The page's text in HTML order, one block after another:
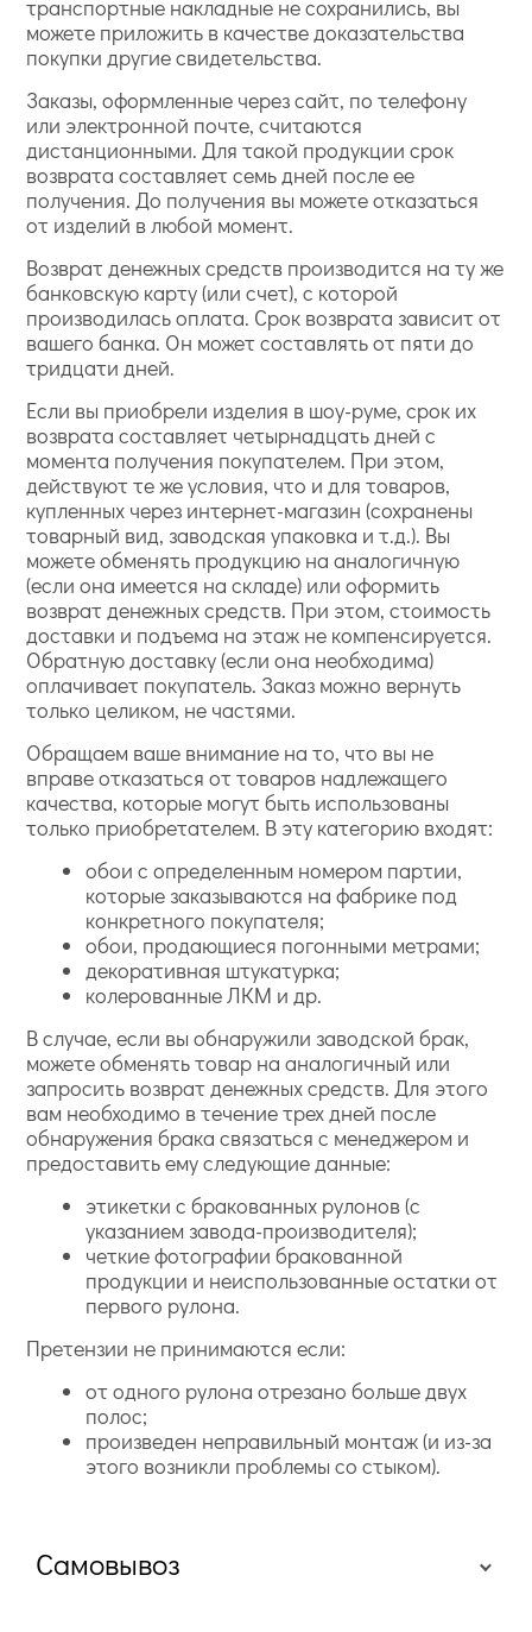
транспортные накладные не сохранились, вы
можете приложить в качестве доказательства
покупки другие свидетельства.
Заказы, оформленные через сайт, по телефону
или электронной почте, считаются
дистанционными. Для такой продукции срок
возврата составляет семь дней после ее
получения. До получения вы можете отказаться
от изделий в любой момент.
Возврат денежных средств производится на ту же
банковскую карту (или счет), с которой
производилась оплата. Срок возврата зависит от
вашего банка. Он может составлять от пяти до
тридцати дней.
Если вы приобрели изделия в шоу-руме, срок их
возврата составляет четырнадцать дней с
момента получения покупателем. При этом,
действуют те же условия, что и для товаров,
купленных через интернет-магазин (сохранены
товарный вид, заводская упаковка и т.д.). Вы
можете обменять продукцию на аналогичную
(если она имеется на складе) или оформить
возврат денежных средств. При этом, стоимость
доставки и подъема на этаж не компенсируется.
Обратную доставку (если она необходима)
оплачивает покупатель. Заказ можно вернуть
только целиком, не частями.
Обращаем ваше внимание на то, что вы не
вправе отказаться от товаров надлежащего
качества, которые могут быть использованы
только приобретателем. В эту категорию входят:
обои с определенным номером партии,
которые заказываются на фабрике под
конкретного покупателя;
обои, продающиеся погонными метрами;
декоративная штукатурка;
колерованные ЛКМ и др.
В случае, если вы обнаружили заводской брак,
можете обменять товар на аналогичный или
запросить возврат денежных средств. Для этого
вам необходимо в течение трех дней после
обнаружения брака связаться с менеджером и
предоставить ему следующие данные:
этикетки с бракованных рулонов (с
указанием завода-производителя);
четкие фотографии бракованной
продукции и неиспользованные остатки от
первого рулона.
Претензии не принимаются если:
от одного рулона отрезано больше двух
полос;
произведен неправильный монтаж (и из-за
этого возникли проблемы со стыком).
Самовывоз